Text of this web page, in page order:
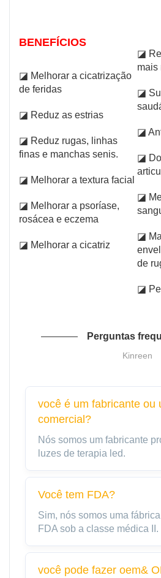
BENEFÍCIOS
◪ Melhorar a cicatrização
de feridas
◪ Reduz as estrias
◪ Reduz rugas, linhas
finas e manchas senis.
◪ Melhorar a textura facial
◪ Melhorar a psoríase,
rosácea e eczema
◪ Melhorar a cicatriz
◪
mais
◪
◪
◪
◪
◪
de
◪
Perguntas
Kinreen
você é um fabricante ou
comercial?
Nós somos um fabricante
luzes de terapia led.
Você tem FDA?
Sim, nós somos uma
FDA sob a classe médica II.
você pode fazer oem&